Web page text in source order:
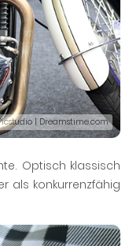
| Dreamstime.com
Optisch klassisch
als konkurrenzfähig